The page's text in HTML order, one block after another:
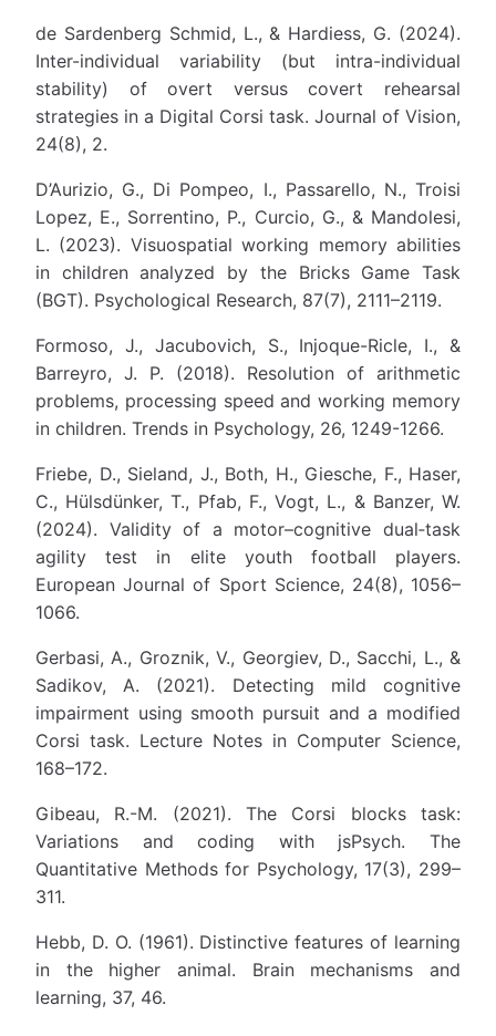
de Sardenberg Schmid, L., & Hardiess, G. (2024).
Inter-individual variability (but intra-individual
stability) of overt versus covert rehearsal
strategies in a Digital Corsi task. Journal of Vision,
24(8), 2.
D’Aurizio, G., Di Pompeo, I., Passarello, N., Troisi
Lopez, E., Sorrentino, P., Curcio, G., & Mandolesi,
L. (2023). Visuospatial working memory abilities
in children analyzed by the Bricks Game Task
(BGT). Psychological Research, 87(7), 2111–2119.
Formoso, J., Jacubovich, S., Injoque-Ricle, I., &
Barreyro, J. P. (2018). Resolution of arithmetic
problems, processing speed and working memory
in children. Trends in Psychology, 26, 1249-1266.
Friebe, D., Sieland, J., Both, H., Giesche, F., Haser,
C., Hülsdünker, T., Pfab, F., Vogt, L., & Banzer, W.
(2024). Validity of a motor–cognitive dual‐task
agility test in elite youth football players.
European Journal of Sport Science, 24(8), 1056–
1066.
Gerbasi, A., Groznik, V., Georgiev, D., Sacchi, L., &
Sadikov, A. (2021). Detecting mild cognitive
impairment using smooth pursuit and a modified
Corsi task. Lecture Notes in Computer Science,
168–172.
Gibeau, R.-M. (2021). The Corsi blocks task:
Variations and coding with jsPsych. The
Quantitative Methods for Psychology, 17(3), 299–
311.
Hebb, D. O. (1961). Distinctive features of learning
in the higher animal. Brain mechanisms and
learning, 37, 46.